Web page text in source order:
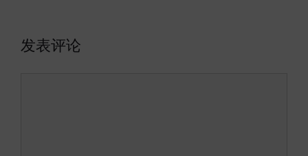
发表评论